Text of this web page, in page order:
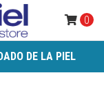
DE LA PIEL
0